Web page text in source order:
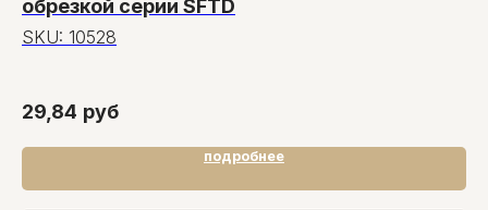
обрезкой серии SFTD
SKU: 10528
29,84 руб
подробнее